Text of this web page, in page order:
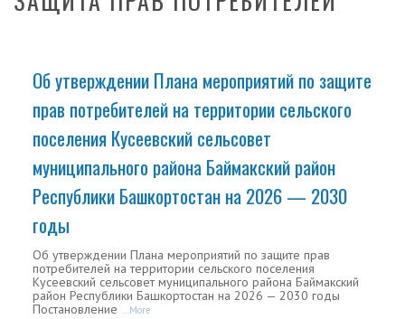
Об утверждении Плана мероприятий по защите
прав потребителей на территории сельского
поселения Кусеевский сельсовет
муниципального района Баймакский район
Республики Башкортостан на 2026 — 2030
годы
Об утверждении Плана мероприятий по защите прав
потребителей на территории сельского поселения
Кусеевский сельсовет муниципального района Баймакский
район Республики Башкортостан на 2026 — 2030 годы
Постановление ...More